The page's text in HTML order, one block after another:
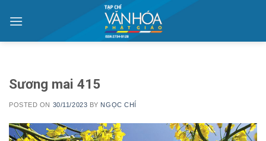
Sương mai 415
POSTED ON 30/11/2023 BY NGỌC CHÍ